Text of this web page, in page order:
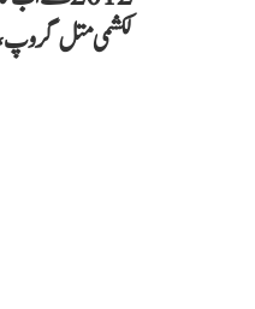
2012 سے
لکشمی متل